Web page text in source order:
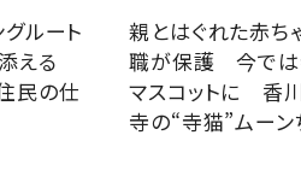
ルート
える
民の仕
親とはぐれた赤ち
職が保護 今では
マスコットに 香
寺の“寺猫”ムーン